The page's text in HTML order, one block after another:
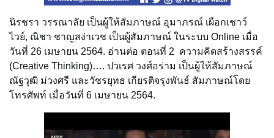
นิรชรา วรรณาลัย เป็นผู้ให้สัมภาษณ์ อุมาภรณ์ เผือกเชาว์
ไวย์, ณิชา ชาญสง่าเวช เป็นผู้สัมภาษณ์ ในระบบ Online เมื่อ
วันที่ 26 เมษายน 2564. อ่านต่อ ตอนที่ 2 ความคิดสร้างสรรค์
(Creative Thinking)…. ปวเรศ วงศ์อร่าม เป็นผู้ให้สัมภาษณ์
ณัฐวุฒิ ม่วงศรี และวัชรยุทธ เกียรติจรุงพันธ์ สัมภาษณ์โดย
โทรศัพท์ เมื่อวันที่ 6 เมษายน 2564.